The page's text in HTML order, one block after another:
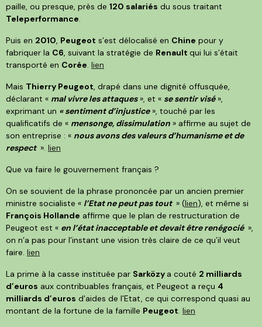
paille, ou presque, près de 120 salariés du sous traitant
Teleperformance
Puis en 2010 Peugeot s’est délocalisé en Chine pour y
fabriquer la C6 , suivant la stratégie de Renault qui lui s’était
transporté en Corée lien
Mais Thierry Peugeot , drapé dans une dignité offusquée,
déclarant « mal vivre les attaques», et « se sentir visé»,
exprimant un « sentiment d’injustice», touché par les
qualificatifs de « mensonge, dissimulation » affirme au sujet de
son entreprise : « nous avons des valeurs d’humanisme et de
respect ». lien
Que va faire le gouvernement français ?
On se souvient de la phrase prononcée par un ancien premier
ministre socialiste « l’Etat ne peut pas tout » (lien), et même si
François Hollande affirme que le plan de restructuration de
Peugeot est « en l’état inacceptable et devait être renégocié »,
on n’a pas pour l’instant une vision très claire de ce qu’il veut
faire. lien
La prime à la casse instituée par Sarközy a couté 2 milliards
d’euros aux contribuables français, et Peugeot a reçu 4
milliards d’euros d’aides de l’Etat, ce qui correspond quasi au
montant de la fortune de la famille Peugeot lien